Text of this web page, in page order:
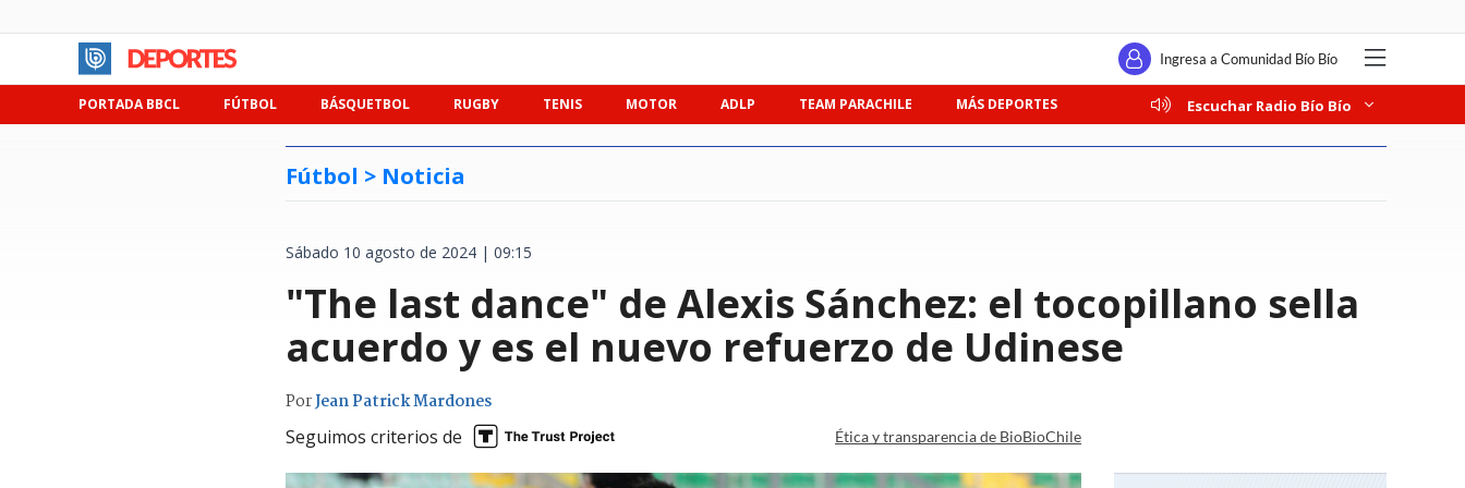
Ingresa a Comunidad Bío Bío
PORTADA BBCL FÚTBOL BÁSQUETBOL RUGBY TENIS MOTOR ADLP TEAM PARACHILE MÁS DEPORTES Escuchar Radio Bío Bío
Fútbol > Noticia
Sábado 10 agosto de 2024 | 09:15
"The last dance" de Alexis Sánchez: el tocopillano sella
acuerdo y es el nuevo refuerzo de Udinese
PorJean Patrick Mardones
Seguimos criterios de Ética y transparencia de BioBioChile